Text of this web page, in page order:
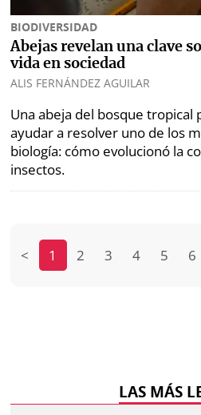
BIODIVERSIDAD
Abejas revelan una clave
vida en sociedad
ALIS FERNÁNDEZ AGUILAR
Una abeja del bosque tropical
ayudar a resolver uno de los
biología: cómo evolucionó la
insectos.
< 1 2 3 4 5 6
LAS MÁS